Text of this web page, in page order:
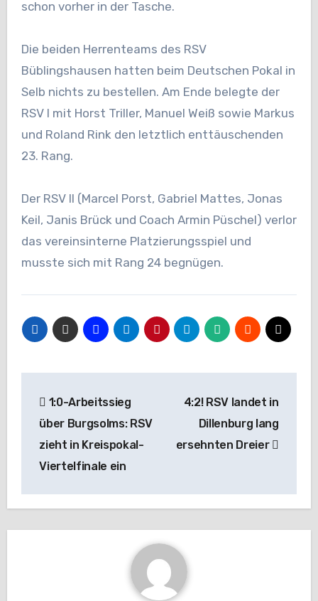
schon vorher in der Tasche.
Die beiden Herrenteams des RSV
Büblingshausen hatten beim Deutschen Pokal in
Selb nichts zu bestellen. Am Ende belegte der
RSV I mit Horst Triller, Manuel Weiß sowie Markus
und Roland Rink den letztlich enttäuschenden
23. Rang.
Der RSV II (Marcel Porst, Gabriel Mattes, Jonas
Keil, Janis Brück und Coach Armin Püschel) verlor
das vereinsinterne Platzierungsspiel und
musste sich mit Rang 24 begnügen.
1:0-Arbeitssieg
über Burgsolms: RSV
zieht in Kreispokal-
Viertelfinale ein
4:2! RSV landet in
Dillenburg lang
ersehnten Dreier